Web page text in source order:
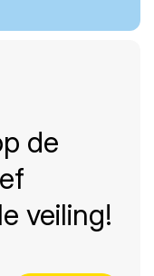
de
veiling!